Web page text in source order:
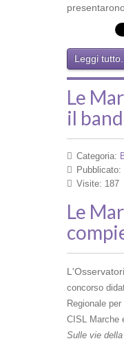
Leggi
Le
il
Categoria:
Visite: 187
Le
concorso
Regionale
CISL Marche
Sulle vie